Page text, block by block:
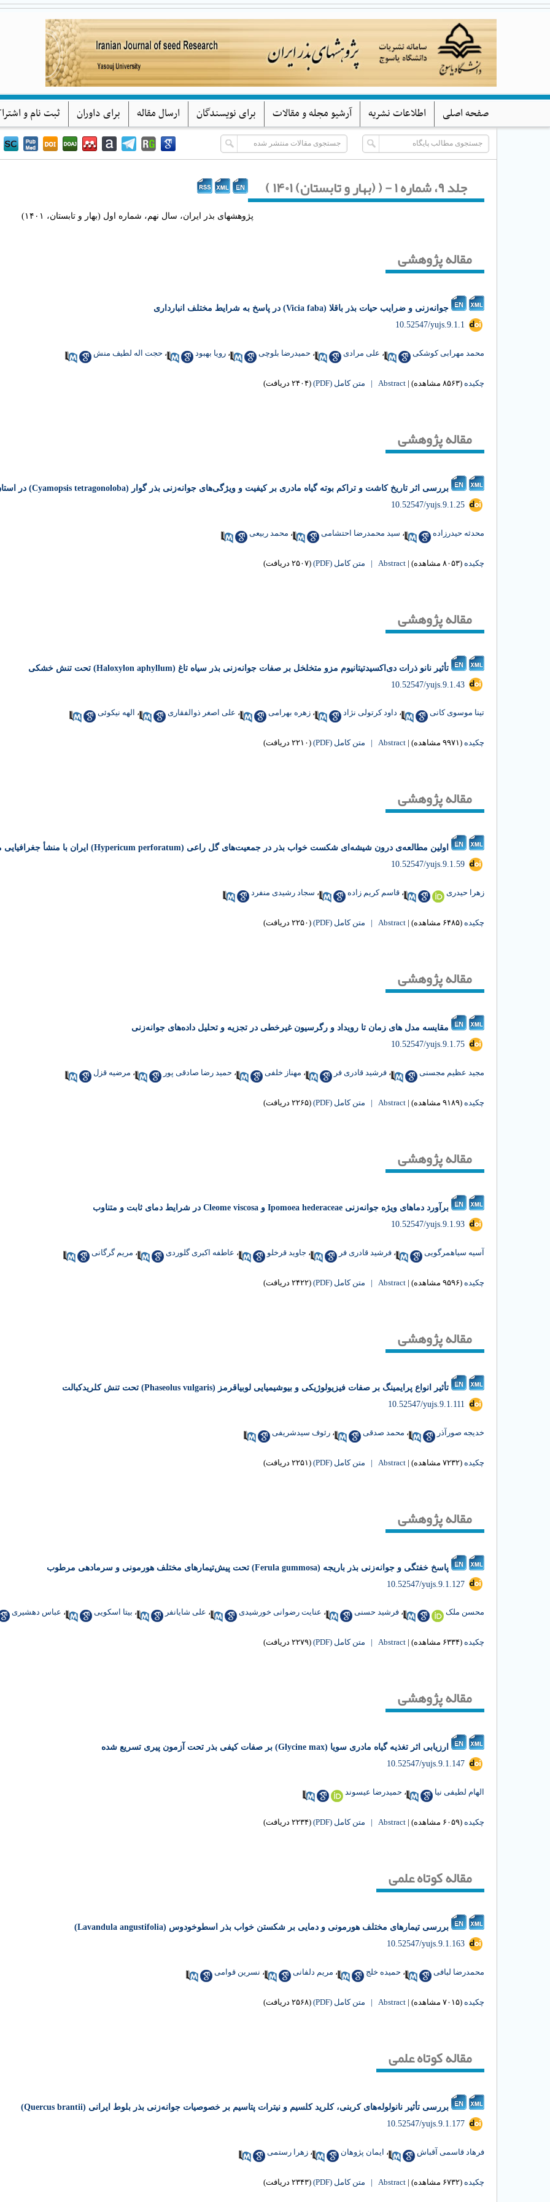
پژوهشهای بذر ایران
دانشگاه یاسوج
صفحه اصلی اطلاعات نشریه آرشیو مجله و مقالات برای نویسندگان ارسال مقاله برای داوران ثبت نام و
جلد ۹، شماره ۱ - ( (بهار و تابستان) ۱۴۰۱ )
پژوهشهای بذر ایران، سال نهم، شماره اول (بهار و تابستان، ۱۴۰۱)
مقاله پژوهشی
جوانه‌زنی و ضرایب حیات بذر باقلا (Vicia faba) در پاسخ به شرایط مختلف انبارداری
‎ 10.52547/yujs.9.1.1
محمد مهرابی کوشکی ، علی مرادی ، حمیدرضا بلوچی ، رویا بهبود ، حجت اله لطیف منش
چکیده (۸۵۶۳ مشاهده) |
Abstract | متن کامل (PDF) (۲۴۰۴ دریافت)
مقاله پژوهشی
بررسی اثر تاریخ کاشت و تراکم بوته گیاه مادری بر کیفیت و ویژگی‌های جوانه‌زنی بذر گوار (Cyamopsis tetragonoloba) در استان گیلان
‎ 10.52547/yujs.9.1.25
محدثه حیدرزاده ، سید محمدرضا احتشامی ، محمد ربیعی
چکیده (۸۰۵۳ مشاهده) |
Abstract | متن کامل (PDF) (۲۵۰۷ دریافت)
مقاله پژوهشی
تأثیر نانو ذرات دی‌اکسیدتیتانیوم مزو متخلخل بر صفات جوانه‌زنی بذر سیاه تاغ (Haloxylon aphyllum) تحت تنش خشکی
‎ 10.52547/yujs.9.1.43
تینا موسوی کانی ، داود کرتولی نژاد ، زهره بهرامی ، علی اصغر ذوالفقاری ، الهه نیکوئی
چکیده (۹۹۷۱ مشاهده) |
Abstract | متن کامل (PDF) (۲۲۱۰ دریافت)
مقاله پژوهشی
اولین مطالعه‌ی درون شیشه‌ای شکست خواب بذر در جمعیت‌های گل راعی (Hypericum perforatum) ایران با منشأ جغرافیایی مختلف
‎ 10.52547/yujs.9.1.59
زهرا حیدری ، قاسم کریم زاده ، سجاد رشیدی منفرد
چکیده (۶۴۸۵ مشاهده) |
Abstract | متن کامل (PDF) (۲۲۵۰ دریافت)
مقاله پژوهشی
مقایسه مدل های زمان تا رویداد و رگرسیون غیرخطی در تجزیه و تحلیل داده‌های جوانه‌زنی
‎ 10.52547/yujs.9.1.75
مجید عظیم مجسنی ، فرشید قادری فر ، مهناز خلفی ، حمید رضا صادقی پور ، مرضیه قزل
چکیده (۹۱۸۹ مشاهده) |
Abstract | متن کامل (PDF) (۲۲۶۵ دریافت)
مقاله پژوهشی
برآورد دماهای ویژه جوانه‌زنی Ipomoea hederaceae و Cleome viscosa در شرایط دمای ثابت و متناوب
‎ 10.52547/yujs.9.1.93
آسیه سیاهمرگویی ، فرشید قادری فر ، جاوید قرخلو ، عاطفه اکبری گلوردی ، مریم گرگانی
چکیده (۹۵۹۶ مشاهده) |
Abstract | متن کامل (PDF) (۲۴۲۲ دریافت)
مقاله پژوهشی
تأثیر انواع پرایمینگ بر صفات فیزیولوژیکی و بیوشیمیایی لوبیاقرمز (Phaseolus vulgaris) تحت تنش کلریدکبالت
‎ 10.52547/yujs.9.1.111
خدیجه صورآذر ، محمد صدقی ، رئوف سیدشریفی
چکیده (۷۲۳۲ مشاهده) |
Abstract | متن کامل (PDF) (۲۲۵۱ دریافت)
مقاله پژوهشی
پاسخ‌ خفتگی و جوانه‌زنی بذر باریجه (Ferula gummosa) تحت پیش‌تیمارهای مختلف هورمونی و سرمادهی مرطوب
‎ 10.52547/yujs.9.1.127
محسن ملک ، فرشید حسنی ، عنایت رضوانی خورشیدی ، علی شایانفر ، بیتا اسکویی ، عباس دهشیری
چکیده (۶۳۳۴ مشاهده) |
Abstract | متن کامل (PDF) (۲۲۷۹ دریافت)
مقاله پژوهشی
ارزیابی اثر تغذیه گیاه مادری سویا (Glycine max) بر صفات کیفی بذر تحت آزمون پیری تسریع شده
‎ 10.52547/yujs.9.1.147
الهام لطیفی نیا ، حمیدرضا عیسوند
چکیده (۶۰۵۹ مشاهده) |
Abstract | متن کامل (PDF) (۲۲۳۴ دریافت)
مقاله کوتاه علمی
بررسی تیمارهای مختلف هورمونی و دمایی بر شکستن خواب بذر اسطوخودوس (Lavandula angustifolia)
‎ 10.52547/yujs.9.1.163
محمدرضا لبافی ، حمیده خلج ، مریم دلفانی ، نسرین قوامی
چکیده (۷۰۱۵ مشاهده) |
Abstract | متن کامل (PDF) (۲۵۶۸ دریافت)
مقاله کوتاه علمی
بررسی تأثیر نانولوله‌های کربنی، کلرید کلسیم و نیترات پتاسیم بر خصوصیات جوانه‌زنی بذر بلوط ایرانی (Quercus brantii)
‎ 10.52547/yujs.9.1.177
فرهاد قاسمی آقباش ، ایمان پژوهان ، زهرا رستمی
چکیده (۶۷۳۲ مشاهده) |
Abstract | متن کامل (PDF) (۲۳۴۳ دریافت)